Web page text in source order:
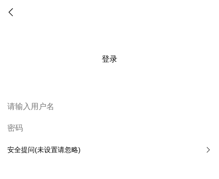
登录
安全提问(未设置请忽略)